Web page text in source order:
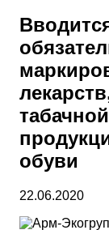
табачной
обуви
22.06.2020